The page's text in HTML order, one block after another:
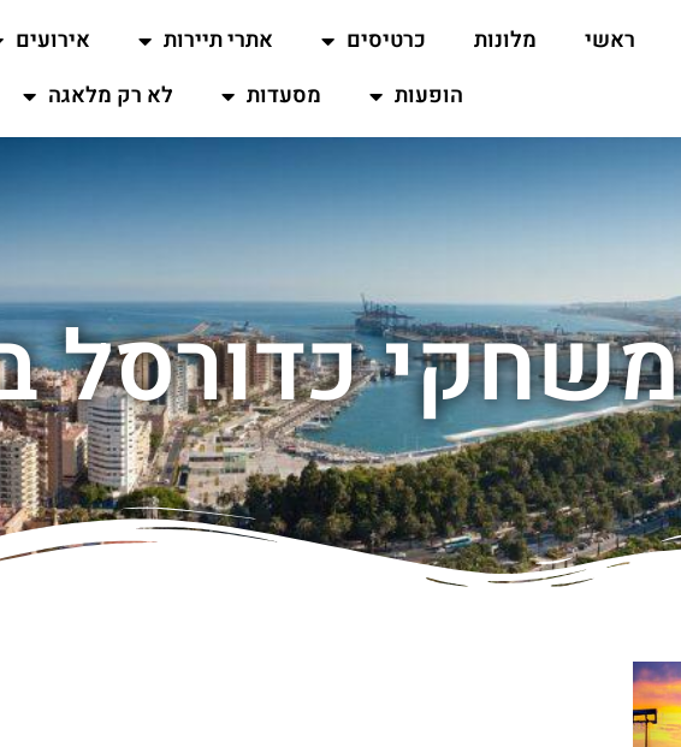
ראשי מלונות כרטיסים אתרי תיירות אירועים
הופעות
מסעדות לא רק מלאגה
משחקי כדורסל